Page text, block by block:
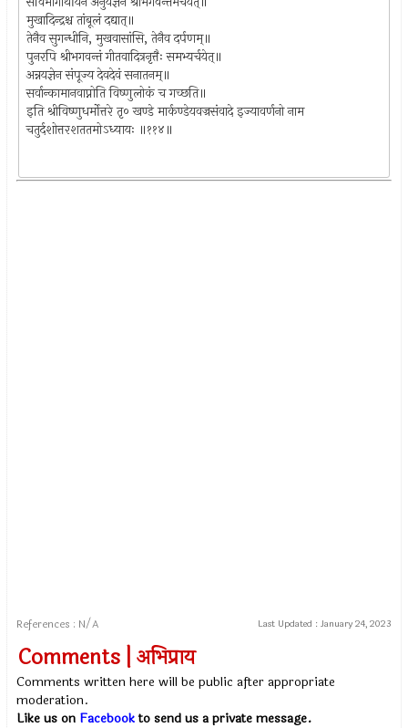
मुखादिन्द्रश्च तांबूलं दद्यात्॥
तेनैव सुगन्धीनि, मुखवासांसि, तेनैव दर्पणम्॥
पुनरपि श्रीभगवन्तं गीतवादित्रनृत्तैः समभ्यर्चयेत्॥
अन्नयज्ञेन संपूज्य देवदेवं सनातनम्॥
सर्वान्कामानवाप्नोति विष्णुलोकं च गच्छति॥
इति श्रीविष्णुधर्मोत्तरे तृ० खण्डे मार्कण्डेयवज्रसंवादे इज्यावर्णनो नाम
चतुर्दशोत्तरशततमोऽध्यायः ॥११४॥
References : N/A Last Updated : January 24, 2023
Comments | अभिप्राय
Comments written here will be public after appropriate
moderation.
Like us on Facebookto send us a private message.